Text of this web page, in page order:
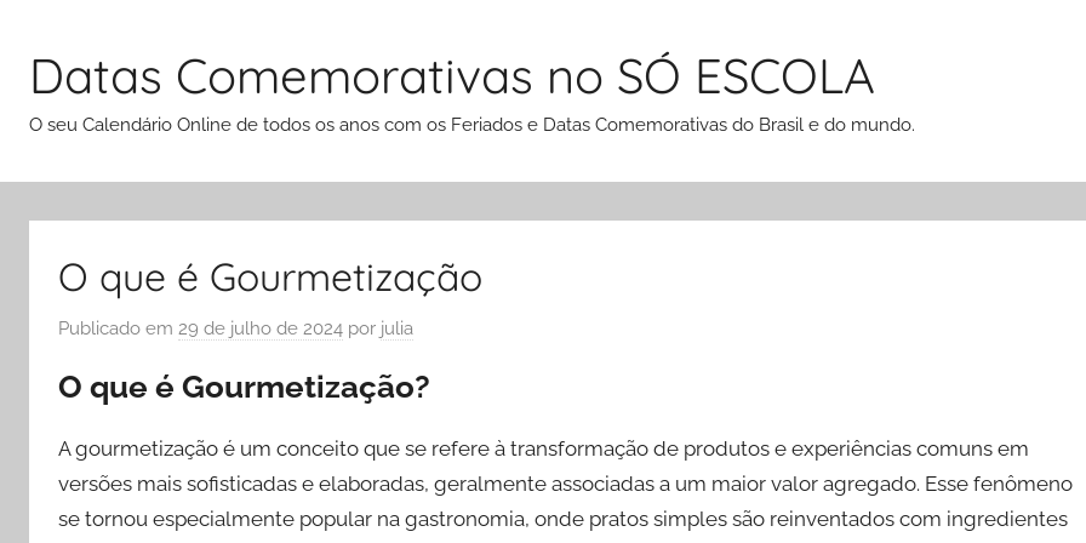
conteúdo
Datas Comemorativas no SÓ ESCOLA
O seu Calendário Online de todos os anos com os Feriados e Datas Comemorativas do Brasil e do mundo.
O que é Gourmetização
Publicado em 29 de julho de 2024 por julia
O que é Gourmetização?
A gourmetização é um conceito que se refere à transformação de produtos e experiências comuns em
versões mais sofisticadas e elaboradas, geralmente associadas a um maior valor agregado. Esse fenômeno
se tornou especialmente popular na gastronomia, onde pratos simples são reinventados com ingredientes